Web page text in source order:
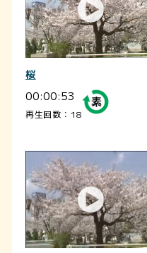
桜
00:00:53
再生回数：18